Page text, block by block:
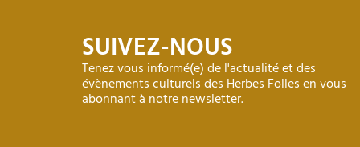
SUIVEZ-NOUS
Tenez vous informé(e) de l'actualité et des
évènements culturels des Herbes Folles en vous
abonnant à notre newsletter.